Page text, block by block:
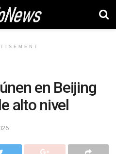
en Beijing
alto nivel